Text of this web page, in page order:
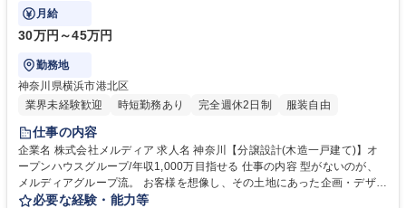
月給
30万円～45万円
勤務地
神奈川県横浜市港北区
業界未経験歓迎
時短勤務あり 完全週休2日制 服装自由
仕事の内容
企業名 株式会社メルディア 求人名 神奈川【分譲設計(木造一戸建て)】オ
ープンハウスグループ/年収1,000万目指せる 仕事の内容 型がないのが、
メルディアグループ流。 お客様を想像し、その土地にあった企画・デザイ
ンを設計・営業・現場監督のチームで考え形にする仕事です。 ■周辺環境
必要な経験・能力等